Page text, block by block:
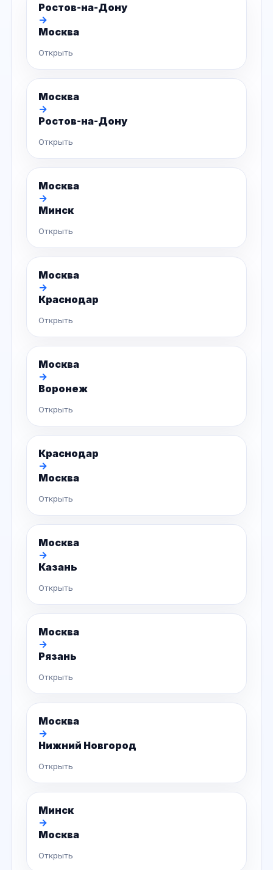
Ростов-на-Дону
→
Москва
Открыть
Москва
→
Ростов-на-Дону
Открыть
Москва
→
Минск
Открыть
Москва
→
Краснодар
Открыть
Москва
→
Воронеж
Открыть
Краснодар
→
Москва
Открыть
Москва
→
Казань
Открыть
Москва
→
Рязань
Открыть
Москва
→
Нижний Новгород
Открыть
Минск
→
Москва
Открыть